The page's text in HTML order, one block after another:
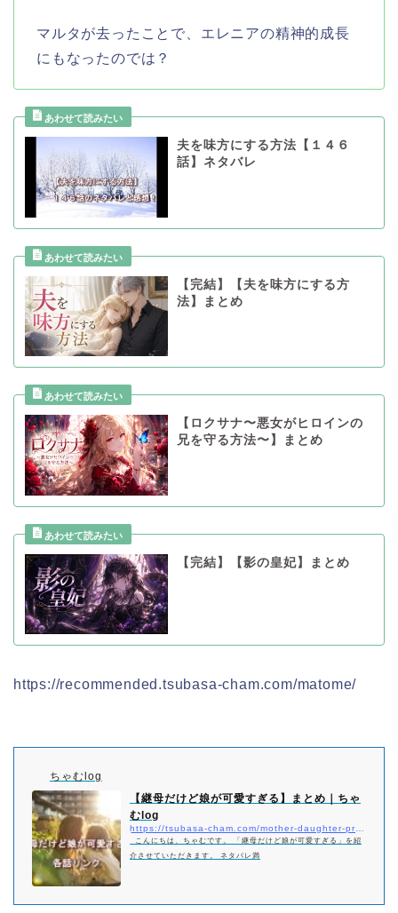
マルタが去ったことで、エレニアの精神的成長
にもなったのでは？
夫を味方にする方法【１４６
話】ネタバレ
【完結】【夫を味方にする方
法】まとめ
【ロクサナ〜悪女がヒロインの
兄を守る方法〜】まとめ
【完結】【影の皇妃】まとめ
https://recommended.tsubasa-cham.com/matome/
ちゃむlog
【継母だけど娘が可愛すぎる】まとめ｜ちゃ
むlog
こんにちは、ちゃむです。 「継母だけど娘が可愛すぎる」を紹
介させていただきます。 ネタバレ満